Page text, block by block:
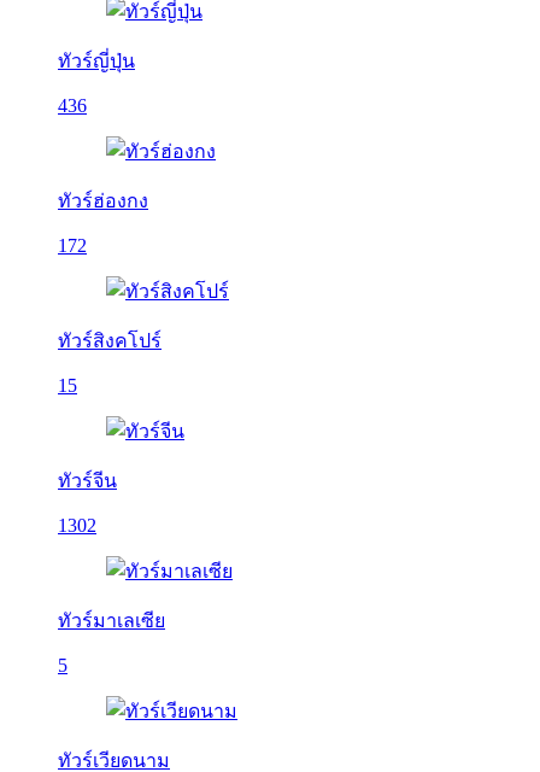
ทัวร์ญี่ปุ่น
436
ทัวร์ฮ่องกง
172
ทัวร์สิงคโปร์
15
ทัวร์จีน
1302
ทัวร์มาเลเซีย
5
ทัวร์เวียดนาม